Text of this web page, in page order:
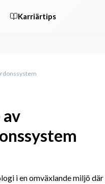
Karriärtips
i en omväxlande miljö där